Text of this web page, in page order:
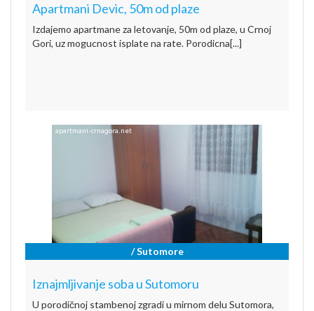
Apartmani Devic, 50m od plaze
Izdajemo apartmane za letovanje, 50m od plaze, u Crnoj
Gori, uz mogucnost isplate na rate. Porodicna[...]
/ Sutomore
Iznajmljivanje soba u Sutomoru
U porodičnoj stambenoj zgradi u mirnom delu Sutomora,